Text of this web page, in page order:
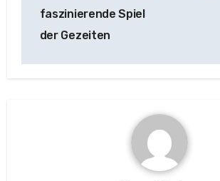
faszinierende Spiel
der Gezeiten